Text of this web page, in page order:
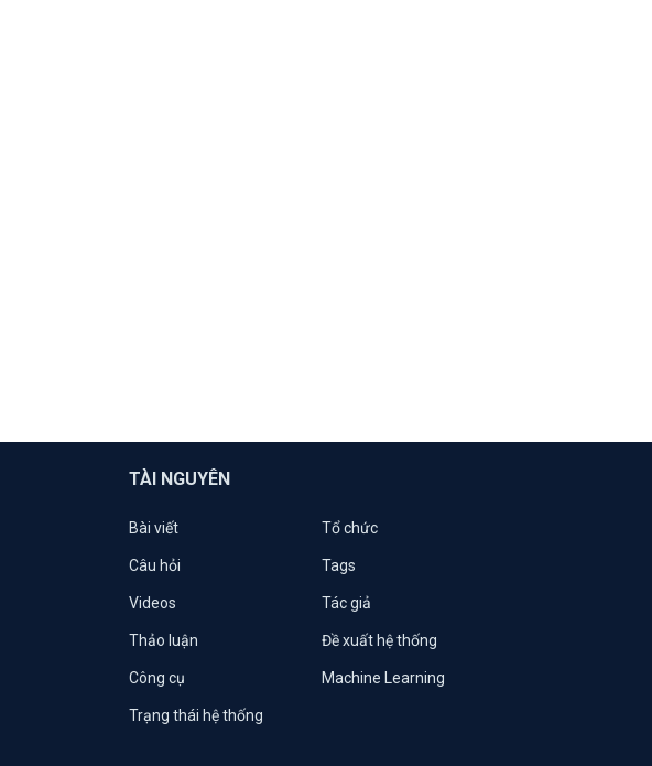
TÀI NGUYÊN
Bài viết Tổ chức
Câu hỏi Tags
Videos Tác giả
Thảo luận Đề xuất hệ thống
Công cụ Machine Learning
Trạng thái hệ thống